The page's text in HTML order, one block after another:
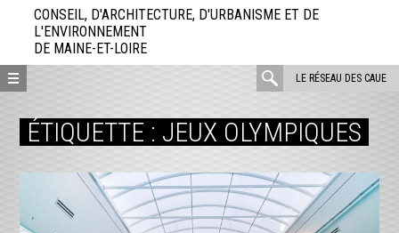
directement
contenu
CONSEIL, D'ARCHITECTURE, D'URBANISME ET DE
L'ENVIRONNEMENT
DE MAINE-ET-LOIRE
LE RÉSEAU DES CAUE
rechercher
ÉTIQUETTE : JEUX OLYMPIQUES